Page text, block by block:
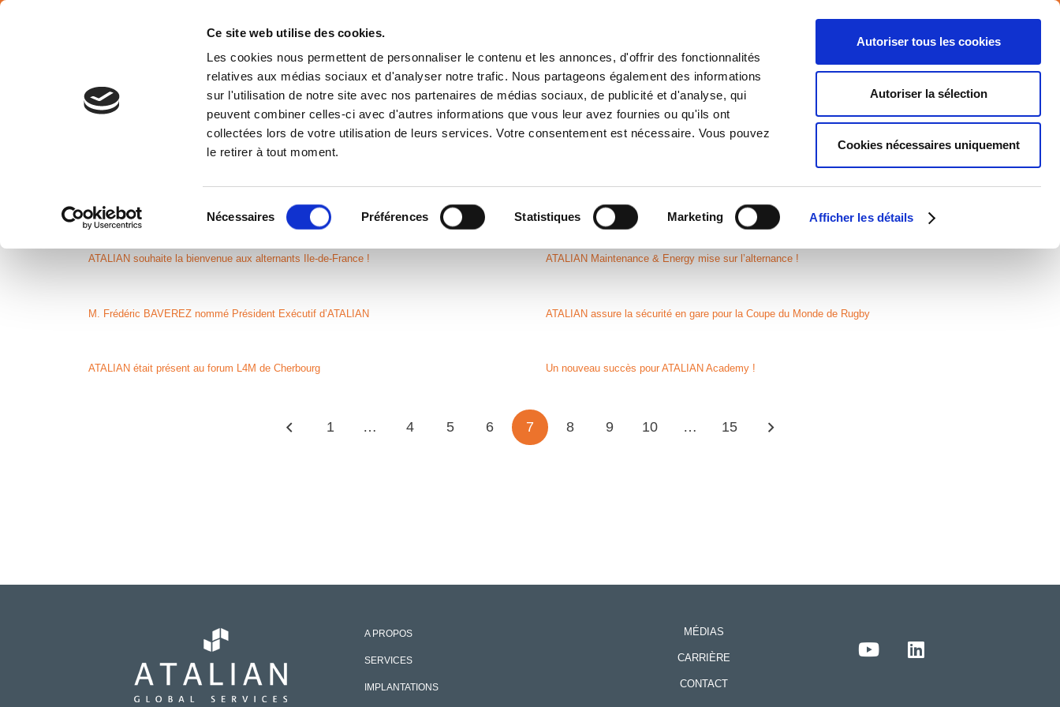
Ce site web utilise des cookies.
Les cookies nous permettent de personnaliser le contenu et les annonces, d'offrir des fonctionnalités
relatives aux médias sociaux et d'analyser notre trafic. Nous partageons également des informations
sur l'utilisation de notre site avec nos partenaires de médias sociaux, de publicité et d'analyse, qui
peuvent combiner celles-ci avec d'autres informations que vous leur avez fournies ou qu'ils ont
collectées lors de votre utilisation de leurs services. Votre consentement est nécessaire. Vous pouvez
le retirer à tout moment.
Nécessaires Préférences Statistiques Marketing Afficher les détails
Autoriser tous les cookies
Autoriser la sélection
Cookies nécessaires uniquement
A PROPOS SERVICES IMPLANTATIONS ENGAGEMENTS MEDIA
Retour en images sur le Duo Day !
Décret BACS : ATALIAN vous accompagne Le service Transition, maillon essentiel entre commerce et opérations
ATALIAN souhaite la bienvenue aux alternants Ile-de-France ! ATALIAN Maintenance & Energy mise sur l’alternance !
M. Frédéric BAVEREZ nommé Président Exécutif d’ATALIAN ATALIAN assure la sécurité en gare pour la Coupe du Monde de Rugby
ATALIAN était présent au forum L4M de Cherbourg Un nouveau succès pour ATALIAN Academy !
1 … 4 5 6 7 8 9 10 … 15
A PROPOS
SERVICES
IMPLANTATIONS
MÉDIAS
CARRIÈRE
CONTACT